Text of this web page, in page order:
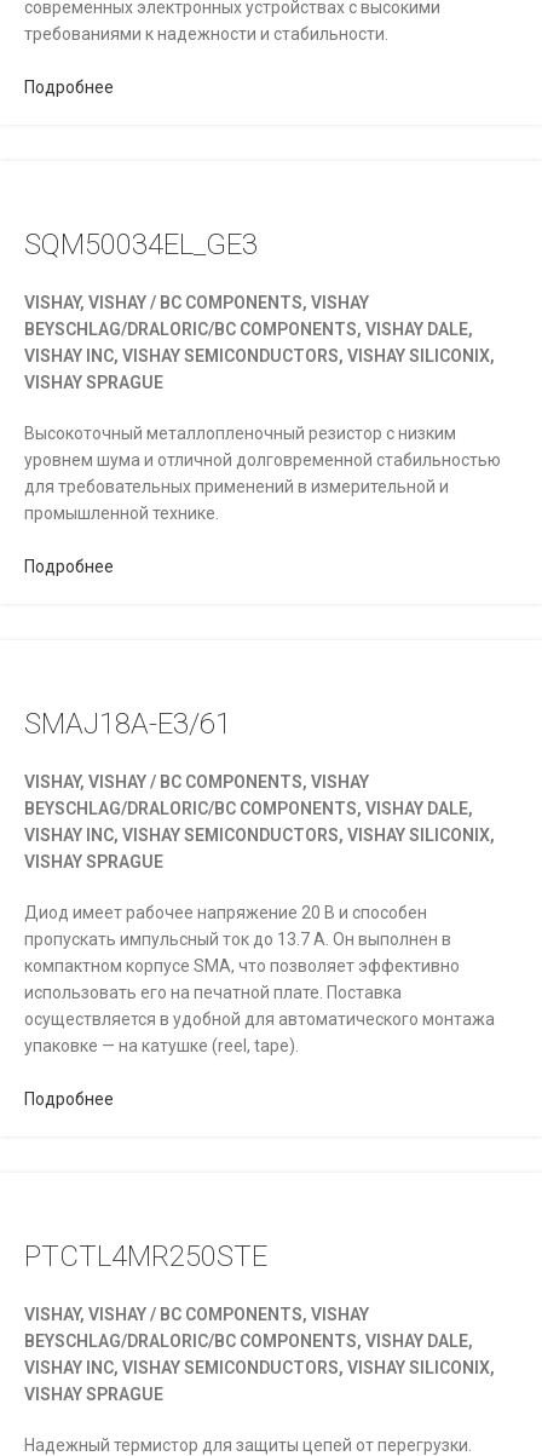
современных электронных устройствах с высокими
требованиями к надежности и стабильности.
Подробнее
SQM50034EL_GE3
VISHAY, VISHAY / BC COMPONENTS, VISHAY
BEYSCHLAG/DRALORIC/BC COMPONENTS, VISHAY DALE,
VISHAY INC, VISHAY SEMICONDUCTORS, VISHAY SILICONIX,
VISHAY SPRAGUE
Высокоточный металлопленочный резистор с низким
уровнем шума и отличной долговременной стабильностью
для требовательных применений в измерительной и
промышленной технике.
Подробнее
SMAJ18A-E3/61
VISHAY, VISHAY / BC COMPONENTS, VISHAY
BEYSCHLAG/DRALORIC/BC COMPONENTS, VISHAY DALE,
VISHAY INC, VISHAY SEMICONDUCTORS, VISHAY SILICONIX,
VISHAY SPRAGUE
Диод имеет рабочее напряжение 20 В и способен
пропускать импульсный ток до 13.7 А. Он выполнен в
компактном корпусе SMA, что позволяет эффективно
использовать его на печатной плате. Поставка
осуществляется в удобной для автоматического монтажа
упаковке — на катушке (reel, tape).
Подробнее
PTCTL4MR250STE
VISHAY, VISHAY / BC COMPONENTS, VISHAY
BEYSCHLAG/DRALORIC/BC COMPONENTS, VISHAY DALE,
VISHAY INC, VISHAY SEMICONDUCTORS, VISHAY SILICONIX,
VISHAY SPRAGUE
Надежный термистор для защиты цепей от перегрузки.